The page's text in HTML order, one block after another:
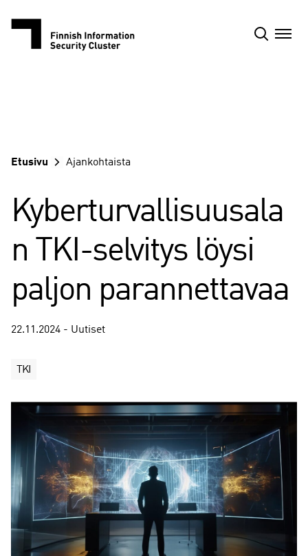
Etusivu Ajankohtaista
Kyberturvallisuusala
n TKI-selvitys löysi
paljon parannettavaa
22.11.2024 - Uutiset
TKI